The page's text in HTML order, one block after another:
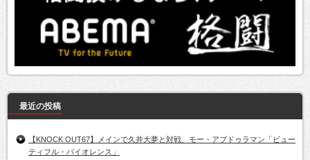
最近の投稿
【KNOCK OUT67】メインで久井大夢と対戦、モー・アブドゥラマン「ビュー
ティフル・バイオレンス」